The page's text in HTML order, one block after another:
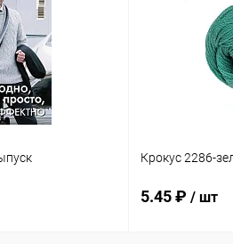
Крокус 2286-
5.45 ₽ / шт